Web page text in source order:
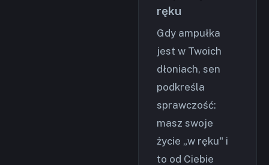
ręku
Gdy ampułka
jest w Twoich
dłoniach, sen
podkreśla
sprawczość:
masz swoje
życie „w ręku" i
to od Ciebie